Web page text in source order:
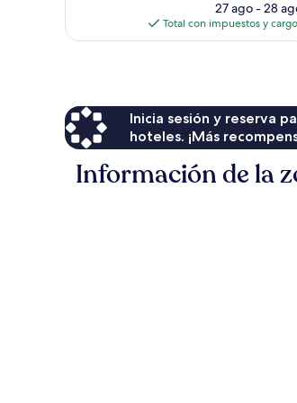
precio
actual
es
27 ago - 28
Total con impuestos y
Inicia sesión y reserva
hoteles. ¡Más
Información de la